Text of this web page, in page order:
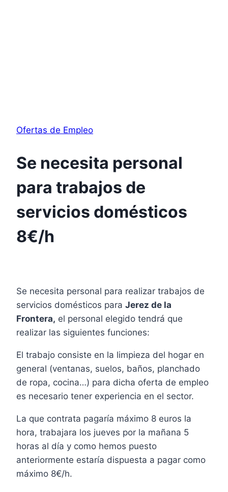
Ofertas de Empleo
Se necesita personal
para trabajos de
servicios domésticos
8€/h
Se necesita personal para realizar trabajos de
servicios domésticos para Jerez de la
Frontera, el personal elegido tendrá que
realizar las siguientes funciones:
El trabajo consiste en la limpieza del hogar en
general (ventanas, suelos, baños, planchado
de ropa, cocina…) para dicha oferta de empleo
es necesario tener experiencia en el sector.
La que contrata pagaría máximo 8 euros la
hora, trabajara los jueves por la mañana 5
horas al día y como hemos puesto
anteriormente estaría dispuesta a pagar como
máximo 8€/h.